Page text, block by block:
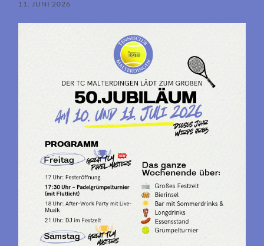
11. JUNI 2026